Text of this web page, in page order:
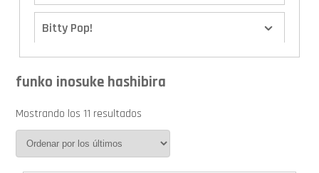
Bitty Pop!
Calendario de Adviento
Cover Pop!
funko inosuke hashibira
Mostrando los 11 resultados